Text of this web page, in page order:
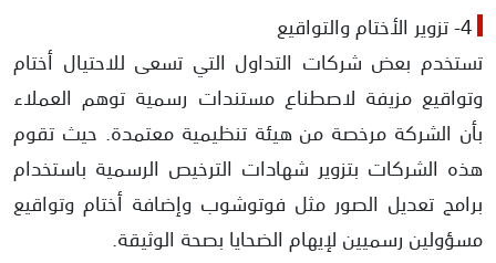
4- تزوير الأختام والتواقيع
تستخدم بعض شركات التداول التي تسعى للاحتيال أختام
وتواقيع مزيفة لاصطناع مستندات رسمية توهم العملاء
بأن الشركة مرخصة من هيئة تنظيمية معتمدة. حيث تقوم
هذه الشركات بتزوير شهادات الترخيص الرسمية باستخدام
برامج تعديل الصور مثل فوتوشوب وإضافة أختام وتواقيع
مسؤولين رسميين لإيهام الضحايا بصحة الوثيقة.